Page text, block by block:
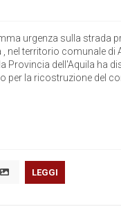
urgenza sulla strada
, nel territorio comunale di
Provincia dell'Aquila ha
per la ricostruzione del
LEGGI